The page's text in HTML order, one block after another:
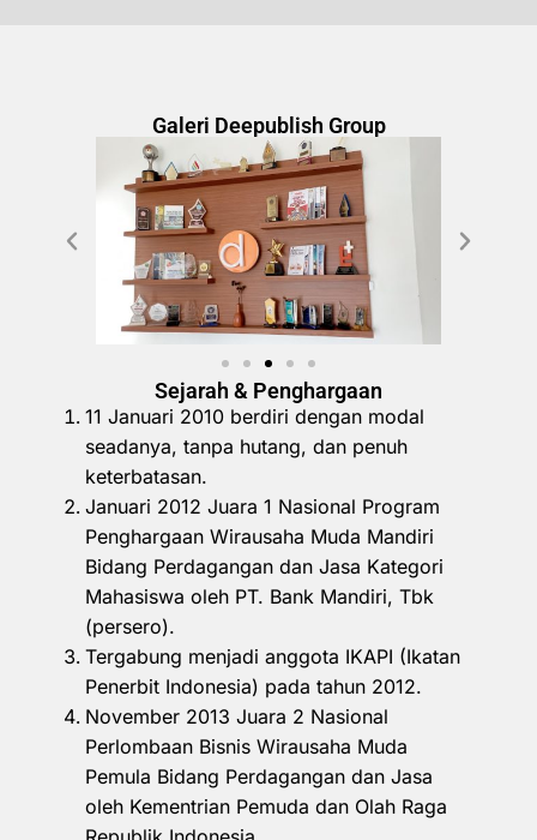
Galeri Deepublish Group
Sejarah & Penghargaan
11 Januari 2010 berdiri dengan modal
seadanya, tanpa hutang, dan penuh
keterbatasan.
Januari 2012 Juara 1 Nasional Program
Penghargaan Wirausaha Muda Mandiri
Bidang Perdagangan dan Jasa Kategori
Mahasiswa oleh PT. Bank Mandiri, Tbk
(persero).
Tergabung menjadi anggota IKAPI (Ikatan
Penerbit Indonesia) pada tahun 2012.
November 2013 Juara 2 Nasional
Perlombaan Bisnis Wirausaha Muda
Pemula Bidang Perdagangan dan Jasa
oleh Kementrian Pemuda dan Olah Raga